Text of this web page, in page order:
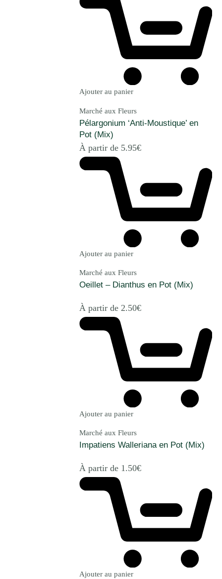
Ajouter au panier
Marché aux Fleurs
Pélargonium ‘Anti-Moustique’ en
Pot (Mix)
À partir de 5.95€
Ajouter au panier
Marché aux Fleurs
Oeillet – Dianthus en Pot (Mix)
À partir de 2.50€
Ajouter au panier
Marché aux Fleurs
Impatiens Walleriana en Pot (Mix)
À partir de 1.50€
Ajouter au panier